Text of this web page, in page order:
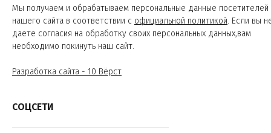
Мы получаем и обрабатываем персональные данные посетителей
нашего сайта в соответствии с официальной политикой. Если вы
даете согласия на обработку своих персональных данных,вам
необходимо покинуть наш сайт.
Разработка сайта - 10 Вёрст
СОЦСЕТИ